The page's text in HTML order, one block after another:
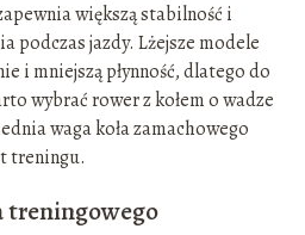
większą stabilność i
podczas jazdy. Lżejsze modele
i mniejszą płynność, dlatego do
wybrać rower z kołem o wadze
waga koła zamachowego
treningu.
treningowego